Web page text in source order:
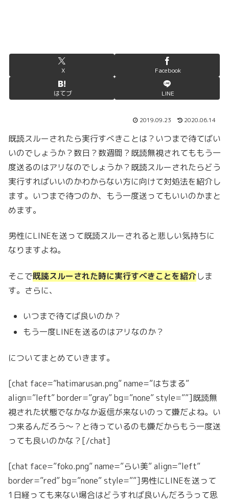
X Facebook
はてブ LINE
2019.09.23 2020.06.14
既読スルーされたら実行すべきことは？いつまで待てばい
いのでしょうか？数日？数週間？既読無視されてももう一
度送るのはアリなのでしょうか？既読スルーされたらどう
実行すればいいのかわからない方に向けて対処法を紹介し
ます。いつまで待つのか、もう一度送ってもいいのかまと
めます。
男性にLINEを送って既読スルーされると悲しい気持ちに
なりますよね。
そこで既読スルーされた時に実行すべきことを紹介しま
す。さらに、
いつまで待てば良いのか？
もう一度LINEを送るのはアリなのか？
についてまとめていきます。
[chat face=”hatimarusan.png” name=”はちまる”
align=”left” border=”gray” bg=”none” style=””]既読無
視された状態でなかなか返信が来ないのって嫌だよね。い
つ来るんだろう〜？と待っているのも嫌だからもう一度送
っても良いのかな？[/chat]
[chat face=”foko.png” name=”らい美” align=”left”
border=”red” bg=”none” style=””]男性にLINEを送って
1日経っても来ない場合はどうすれば良いんだろうって思